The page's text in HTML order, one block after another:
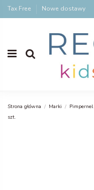
Tax Free Nowe dostawy
Strona główna Marki Pimpernel
szt.